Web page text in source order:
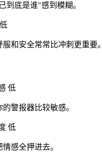
到底是谁"感到模糊。
低
和安全常常比冲刺更重要。
低
警报器比较敏感。
低
感全押进去。